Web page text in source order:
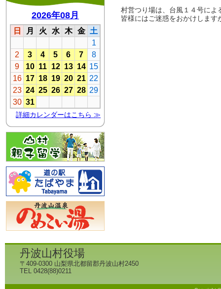
村営つり場は、台風１４号によ
皆様にはご迷惑をおかけしま
丹波山村役場
〒409-0300 山梨県北都留郡丹波山村2450
TEL 0428(88)0211